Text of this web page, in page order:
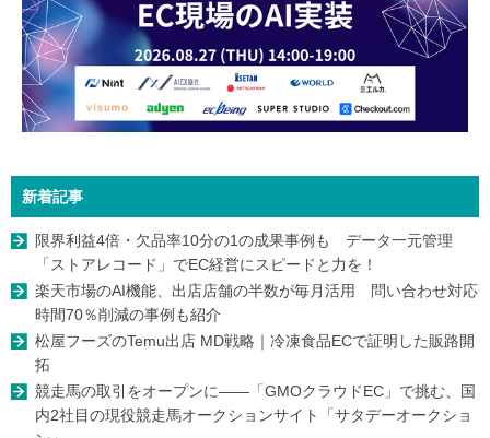
新着記事
限界利益4倍・欠品率10分の1の成果事例も データ一元管理
「ストアレコード」でEC経営にスピードと力を！
楽天市場のAI機能、出店店舗の半数が毎月活用 問い合わせ対応
時間70％削減の事例も紹介
松屋フーズのTemu出店 MD戦略｜冷凍食品ECで証明した販路開
拓
競走馬の取引をオープンに――「GMOクラウドEC」で挑む、国
内2社目の現役競走馬オークションサイト「サタデーオークショ